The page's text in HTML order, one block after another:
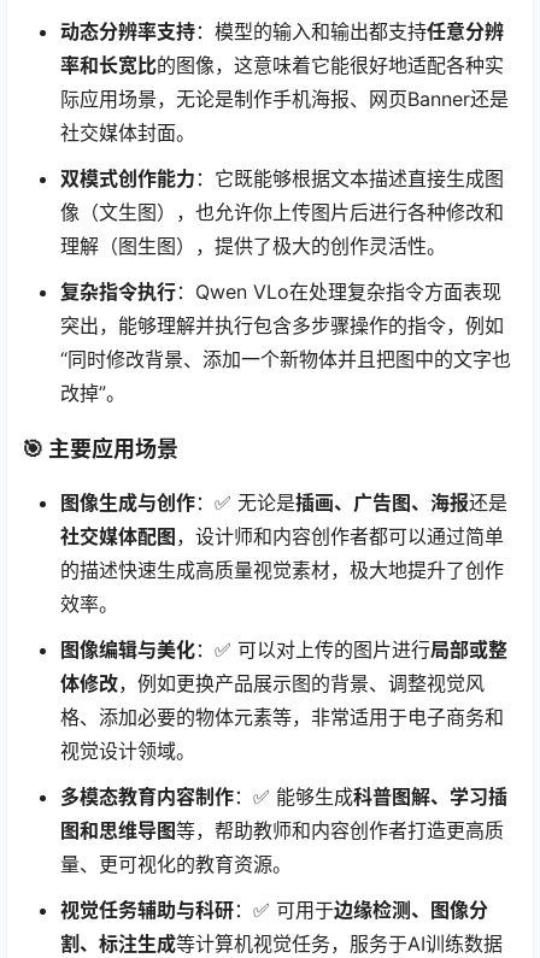
动态分辨率支持：模型的输入和输出都支持任意分辨
率和长宽比的图像，这意味着它能很好地适配各种实
际应用场景，无论是制作手机海报、网页Banner还是
社交媒体封面。
双模式创作能力 ：它既能够根据文本描述直接生成图
像（文生图），也允许你上传图片后进行各种修改和
理解（图生图），提供了极大的创作灵活性。
复杂指令执行：Qwen VLo在处理复杂指令方面表现
突出，能够理解并执行包含多步骤操作的指令，例如
“同时修改背景、添加一个新物体并且把图中的文字也
改掉”。
🎯 主要应用场景
图像生成与创作：✅ 无论是插画、广告图、海报还是
社交媒体配图 ，设计师和内容创作者都可以通过简单
的描述快速生成高质量视觉素材，极大地提升了创作
效率。
图像编辑与美化：✅ 可以对上传的图片进行局部或整
体修改，例如更换产品展示图的背景、调整视觉风
格、添加必要的物体元素等，非常适用于电子商务和
视觉设计领域。
多模态教育内容制作：✅ 能够生成科普图解、学习插
图和思维导图等，帮助教师和内容创作者打造更高质
量、更可视化的教育资源。
视觉任务辅助与科研：✅ 可用于边缘检测、图像分
割、标注生成等计算机视觉任务，服务于AI训练数据